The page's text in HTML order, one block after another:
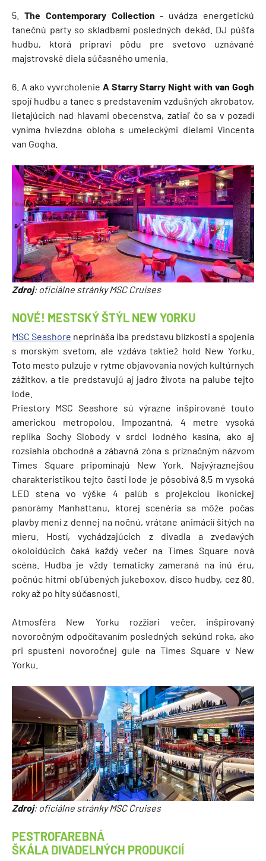
5. The Contemporary Collection- uvádza energetickú
tanečnú party so skladbami posledných dekád. DJ púšťa
hudbu, ktorá pripraví pôdu pre svetovo uznávané
majstrovské diela súčasného umenia.
6. A ako vyvrcholenie A Starry Starry Night with van Gogh
spojí hudbu a tanec s predstavením vzdušných akrobatov,
lietajúcich nad hlavami obecenstva, zatiaľ čo sa v pozadí
vyníma hviezdna obloha s umeleckými dielami Vincenta
van Gogha.
Zdroj: oficiálne stránky MSC Cruises
NOVÉ! MESTSKÝ ŠTÝL NEW YORKU
MSC Seashore neprináša iba predstavu blízkosti a spojenia
s morským svetom, ale vzdáva taktiež hold New Yorku.
Toto mesto pulzuje v rytme objavovania nových kultúrnych
zážitkov, a tie predstavujú aj jadro života na palube tejto
lode.
Priestory MSC Seashore sú výrazne inšpirované touto
americkou metropolou. Impozantná, 4 metre vysoká
replika Sochy Slobody v srdci lodného kasína, ako aj
rozsiahla obchodná a zábavná zóna s príznačným názvom
Times Square pripomínajú New York. Najvýraznejšou
charakteristikou tejto časti lode je pôsobivá 8,5 m vysoká
LED stena vo výške 4 palúb s projekciou ikonickej
panorámy Manhattanu, ktorej scenéria sa môže počas
plavby mení z dennej na nočnú, vrátane animácií šitých na
mieru. Hostí, vychádzajúcich z divadla a zvedavých
okoloidúcich čaká každý večer na Times Square nová
scéna. Hudba je vždy tematicky zameraná na inú éru,
počnúc hitmi obľúbených jukeboxov, disco hudby, cez 80.
roky až po hity súčasnosti.
Atmosféra New Yorku rozžiari večer, inšpirovaný
novoročným odpočítavaním posledných sekúnd roka, ako
pri spustení novoročnej gule na Times Square v New
Yorku.
Zdroj: oficiálne stránky MSC Cruises
PESTROFAREBNÁ
ŠKÁLA DIVADELNÝCH PRODUKCIÍ